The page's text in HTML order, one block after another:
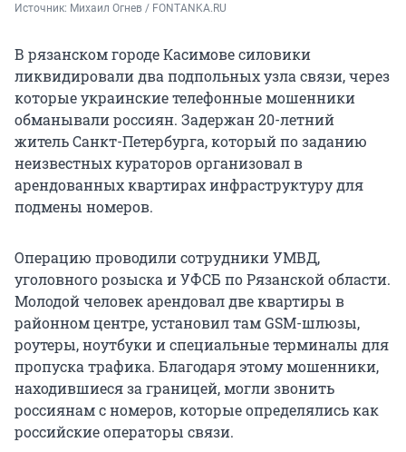
Источник: Михаил Огнев / FONTANKA.RU
В рязанском городе Касимове силовики
ликвидировали два подпольных узла связи, через
которые украинские телефонные мошенники
обманывали россиян. Задержан 20-летний
житель Санкт-Петербурга, который по заданию
неизвестных кураторов организовал в
арендованных квартирах инфраструктуру для
подмены номеров.
Операцию проводили сотрудники УМВД,
уголовного розыска и УФСБ по Рязанской области.
Молодой человек арендовал две квартиры в
районном центре, установил там GSM-шлюзы,
роутеры, ноутбуки и специальные терминалы для
пропуска трафика. Благодаря этому мошенники,
находившиеся за границей, могли звонить
россиянам с номеров, которые определялись как
российские операторы связи.